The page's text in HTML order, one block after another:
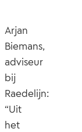
Arjan
Biemans,
adviseur
bij
Raedelijn:
“Uit
het